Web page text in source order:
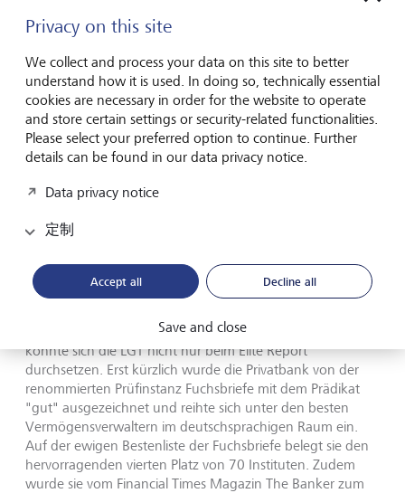
höchste Punktezahl.
Bestätigung und Ansporn zugleich
Roland Schubert, CEO der LGT Bank, freut sich über das
hervorragende Resultat: "Wir wollen unseren Kunden auf
lange Sicht ein verlässlicher und kompetenter Partner in
seit vielen Jahren Höchstnoten - für uns ist das eine schöne
auf den Erfolgen ausruhen, sondern auch weiterhin alles
erhalten und unsere Dienstleistungen und Produkte weiter
zu verbessern."
Mit einer erstklassigen Betreuung und ihrer Expertise
konnte sich die LGT nicht nur beim Elite Report
durchsetzen. Erst kürzlich wurde die Privatbank von der
renommierten Prüfinstanz Fuchsbriefe mit dem Prädikat
"gut" ausgezeichnet und reihte sich unter den besten
Vermögensverwaltern im deutschsprachigen Raum ein.
Auf der ewigen Bestenliste der Fuchsbriefe belegt sie den
hervorragenden vierten Platz von 70 Instituten. Zudem
wurde sie vom Financial Times Magazin The Banker zum
Privacy on this site
We collect and process your data on this site to better
understand how it is used. In doing so, technically essential
cookies are necessary in order for the website to operate
and store certain settings or security-related functionalities.
Please select your preferred option to continue. Further
details can be found in our data privacy notice.
Data privacy notice
定制
Accept all Decline all
Save and close